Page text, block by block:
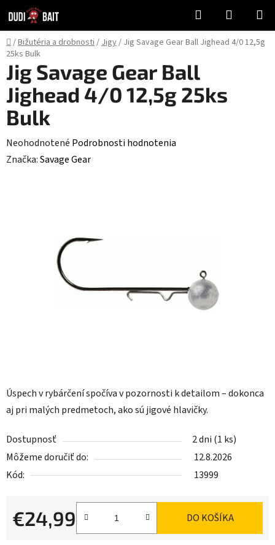
na
obsah
Hľadať
KOŠÍK
Domov
/Bižutéria a drobnosti/Jigy/ Jig Savage Gear Ball Jighead 4/0 12,5g
25ks Bulk
Úspech v rybárčení spočíva v pozornosti k detailom – dokonca
aj pri malých predmetoch, ako sú jigové hlavičky.
Dostupnosť 2 dni (1 ks)
Môžeme doručiť do:
12.8.2026
Kód:
13999
€24,99
Jednotková cena:
DO KOŠÍKA
Jig Savage Gear Ball
Jighead 4/0 12,5g 25ks
Bulk
Priemerné
hodnotenie
Neohodnotené Podrobnosti hodnotenia
Značka:Savage Gear